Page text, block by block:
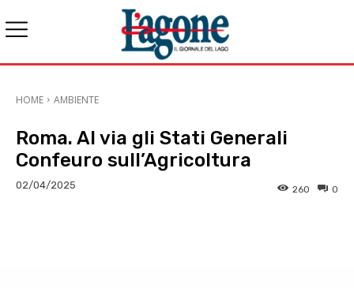
HOME AMBIENTE
Roma. Al via gli Stati Generali
Confeuro sull’Agricoltura
02/04/2025 0
260